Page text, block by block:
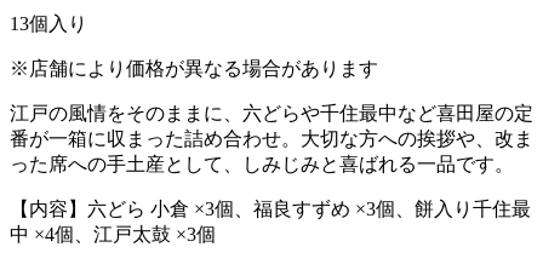
13個入り
※店舗により価格が異なる場合があります
江戸の風情をそのままに、六どらや千住最中など喜田屋の定
番が一箱に収まった詰め合わせ。大切な方への挨拶や、改ま
った席への手土産として、しみじみと喜ばれる一品です。
【内容】六どら 小倉 ×3個、福良すずめ ×3個、餅入り千住最
中 ×4個、江戸太鼓 ×3個